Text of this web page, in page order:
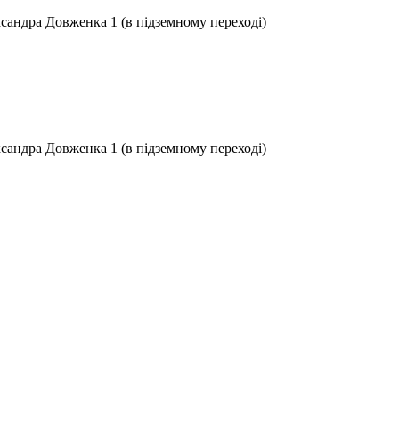
Довженка 1 (в підземному переході)
Довженка 1 (в підземному переході)